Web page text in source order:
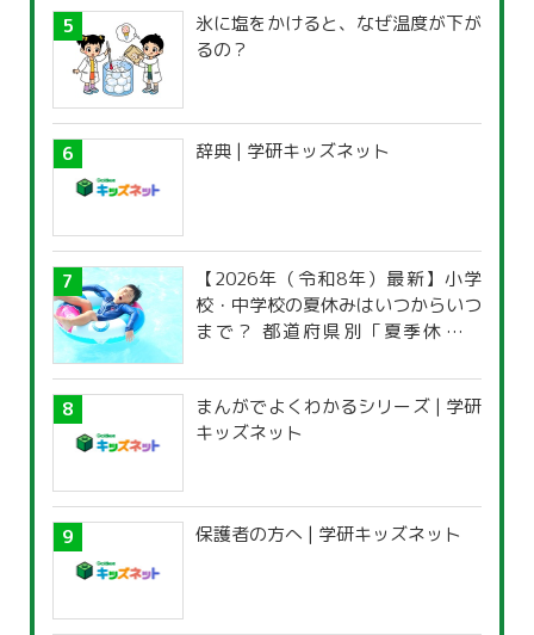
氷に塩をかけると、なぜ温度が下が
るの？
辞典 | 学研キッズネット
【2026年（令和8年）最新】小学
校・中学校の夏休みはいつからいつ
まで？ 都道府県別「夏季休暇一
まんがでよくわかるシリーズ | 学研
キッズネット
保護者の方へ | 学研キッズネット